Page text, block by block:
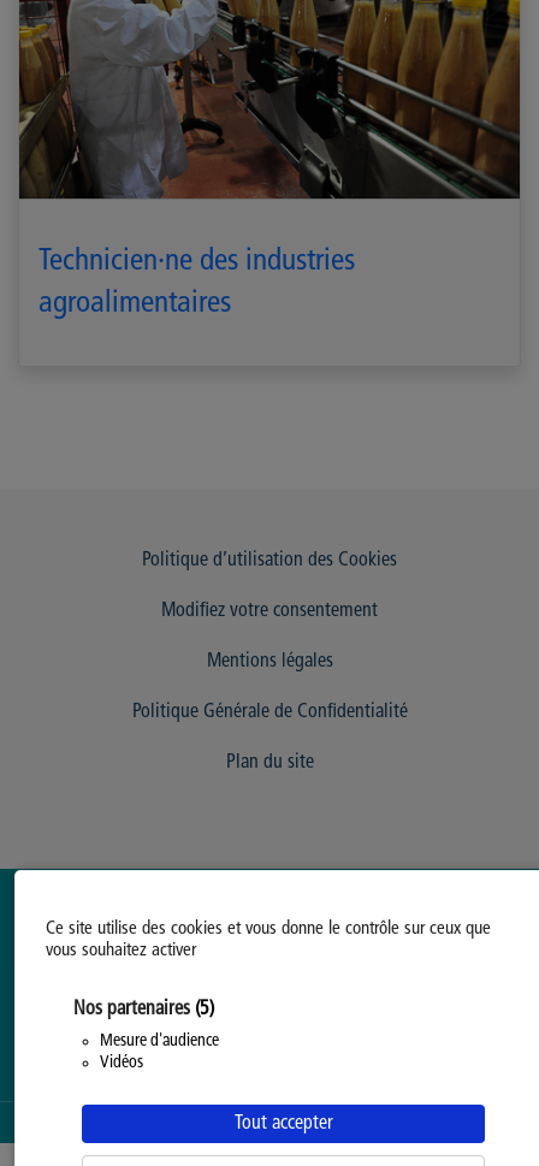
Ce site utilise des cookies et vous donne le contrôle sur ceux que
vous souhaitez activer
Nos partenaires (5)
Mesure d'audience
Vidéos
Tout accepter
Technicien·ne des industries
agroalimentaires
Politique d’utilisation des Cookies
Modifiez votre consentement
Mentions légales
Politique Générale de Confidentialité
Plan du site
SERVICE PROPOSÉ PAR LA